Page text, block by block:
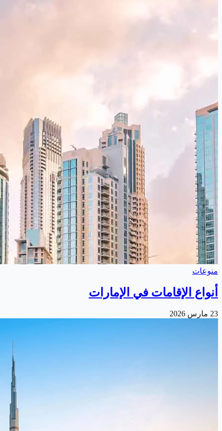
منوعات
أنواع الإقامات في الإمارات
23 مارس 2026